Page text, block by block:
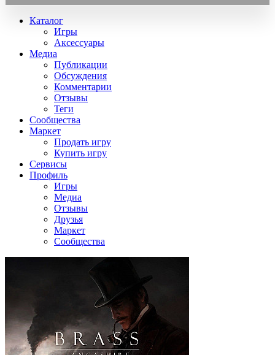
Каталог
Игры
Аксессуары
Медиа
Публикации
Обсуждения
Комментарии
Отзывы
Теги
Сообщества
Маркет
Продать игру
Купить игру
Сервисы
Профиль
Игры
Медиа
Отзывы
Друзья
Маркет
Сообщества